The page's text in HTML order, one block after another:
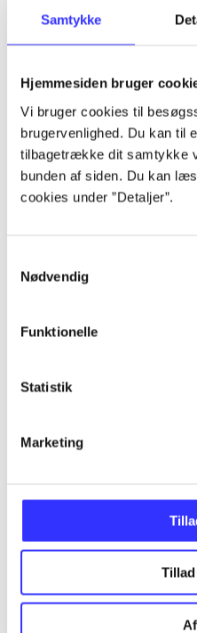
Samtykke
Hjemmesiden bruger
Vi bruger cookies til
brugervenlighed. Du kan til
tilbagetrække dit samtykke
bunden af siden. Du kan
cookies under ”Detaljer”.
Nødvendig
Funktionelle
Statistik
Marketing
Artikler
...
...
...
...
Gå til serien